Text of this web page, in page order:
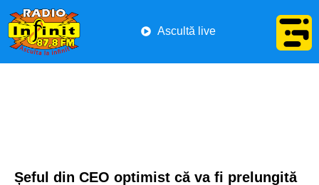
Ascultă live
Șeful din CEO optimist că va fi prelungită